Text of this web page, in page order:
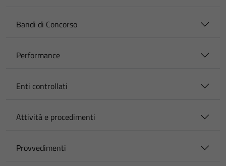
Bandi di Concorso
Performance
Enti controllati
Attività e procedimenti
Provvedimenti